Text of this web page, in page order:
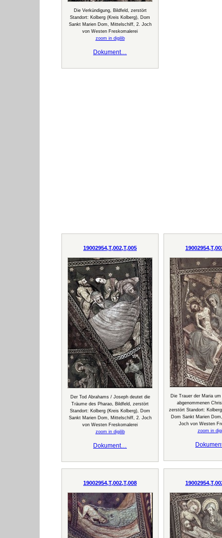
Die Verkündigung, Bildfeld, zerstört
Standort: Kolberg (Kreis Kolberg), Dom
Sankt Marien Dom, Mittelschiff, 2. Joch
von Westen Freskomalerei
zoom in digilib
Dokument…
19002954,T,002,T,005
Der Tod Abrahams / Joseph deutet die
Träume des Pharao, Bildfeld, zerstört
Standort: Kolberg (Kreis Kolberg), Dom
Sankt Marien Dom, Mittelschiff, 2. Joch
von Westen Freskomalerei
zoom in digilib
Dokument…
Die Trauer der Maria
abgenommenen
zerstört Standort:
Dom Sankt Marien
Joch von Westen
zoom in
19002954,T,002,T,008